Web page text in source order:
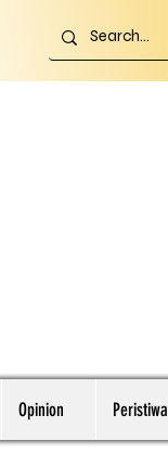
Opinion Peristiwa